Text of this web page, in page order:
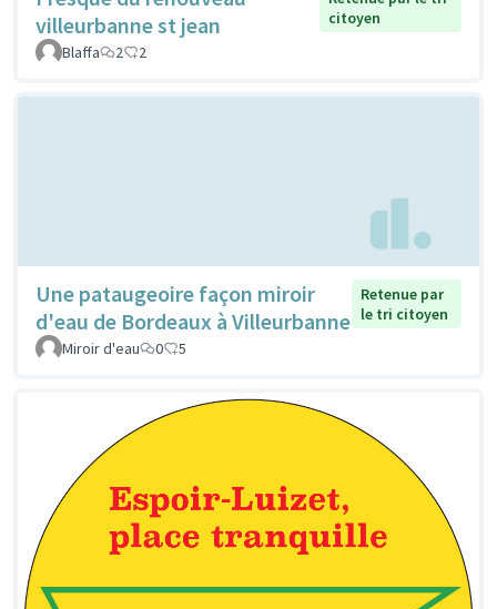
villeurbanne st jean
citoyen
Blaffa
2 2
Une pataugeoire façon miroir
d'eau de Bordeaux à Villeurbanne
Retenue par
le tri citoyen
Miroir d'eau
0 5